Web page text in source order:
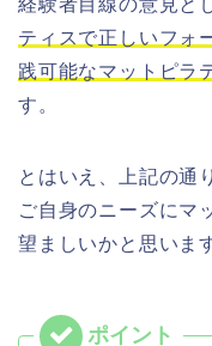
ティスで正しいフォ
践可能なマットピラ
す。
とはいえ、上記の通
ご自身のニーズにマ
望ましいかと思いま